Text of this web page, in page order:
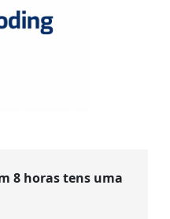
8 horas tens uma